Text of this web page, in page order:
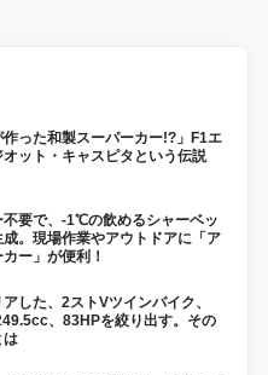
作った和製スーパーカー!?」F1エ
ット・キャスピタという伝説
不要で、-1℃の飲めるシャーベッ
成。現場作業やアウトドアに「ア
ー」が便利！
した、2ストVツインバイク、
、83HPを絞り出す。その
は